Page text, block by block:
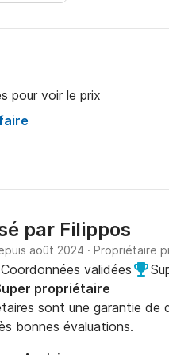
depuis la marina
sur le bateau et
:
est réputé pour sa
vagues et le vent.
Bleu.
La crique naturelle «
romantiques et de
terminé, retournez à la
pour voir le prix
par Filippos
août 2024 · Propriétaire
Coordonnées validées
propriétaire
sont une garantie
bonnes évaluations.